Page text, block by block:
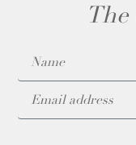
The